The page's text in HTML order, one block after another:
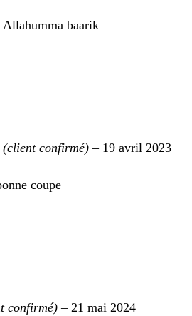
baarik
(client confirmé) – 19 avril 2023
coupe
confirmé) – 21 mai 2024